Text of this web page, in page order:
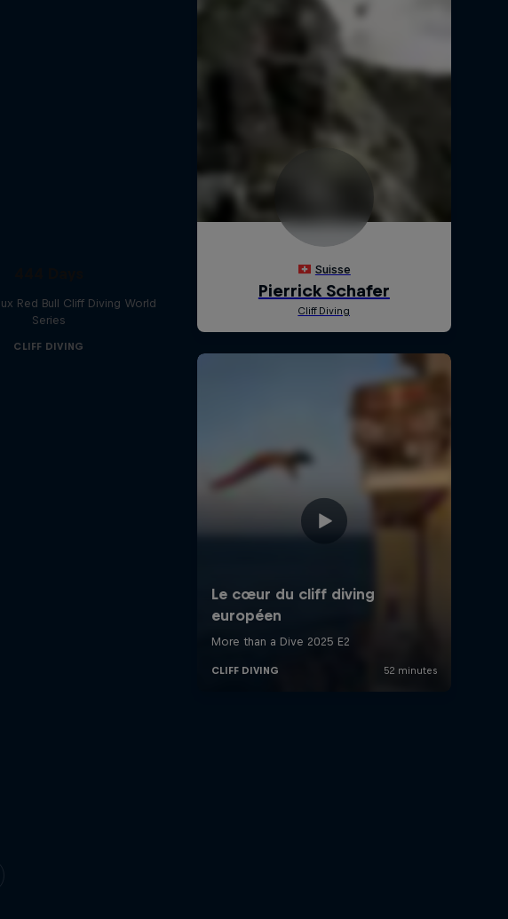
Red Bull Cliff Diving World
Series
CLIFF DIVING